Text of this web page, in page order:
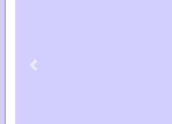
Previous